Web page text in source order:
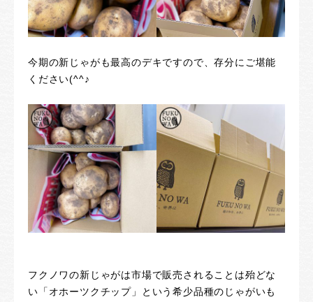
今期の新じゃがも最高のデキですので、存分にご堪能
ください(^^♪
フクノワの新じゃがは市場で販売されることは殆どな
い「オホーツクチップ」という希少品種のじゃがいも